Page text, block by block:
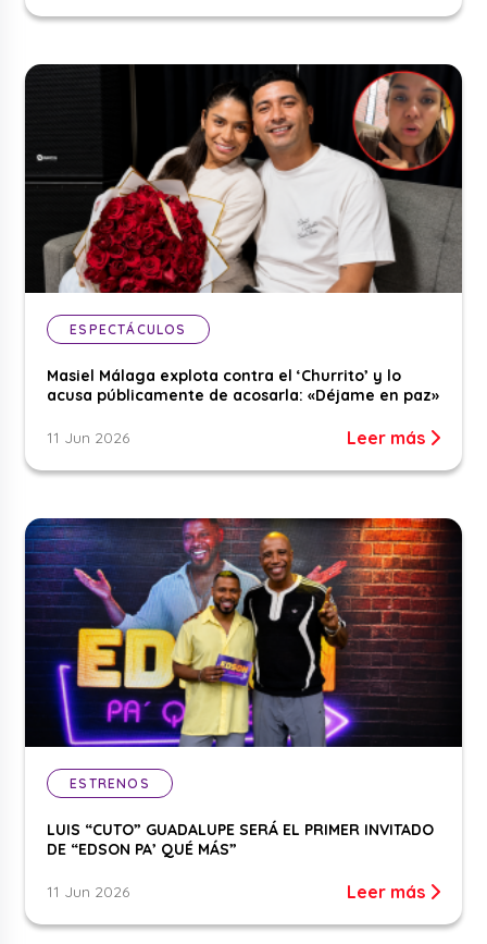
ESPECTÁCULOS
Masiel Málaga explota contra el ‘Churrito’ y lo
acusa públicamente de acosarla: «Déjame en paz»
11 Jun 2026 Leer más
ESTRENOS
LUIS “CUTO” GUADALUPE SERÁ EL PRIMER INVITADO
DE “EDSON PA’ QUÉ MÁS”
11 Jun 2026 Leer más